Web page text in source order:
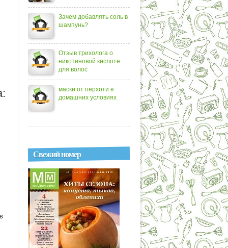
Зачем добавлять соль в
шампунь?
Отзыв трихолога о
никотиновой кислоте
для волос
маски от перхоти в
домашних условиях
Свежий номер